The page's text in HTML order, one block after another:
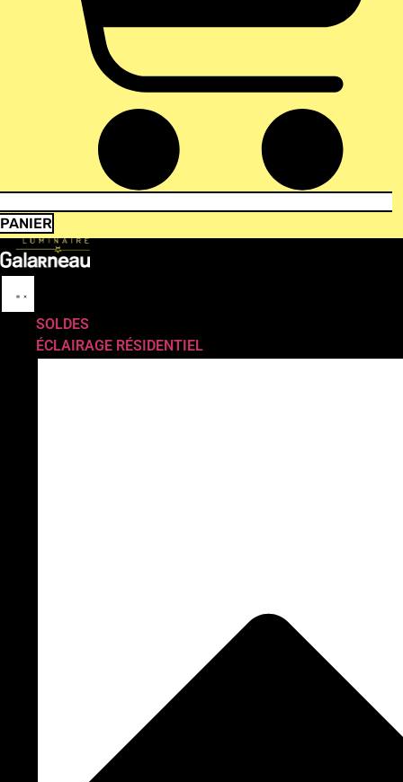
PANIER
SOLDES
ÉCLAIRAGE RÉSIDENTIEL